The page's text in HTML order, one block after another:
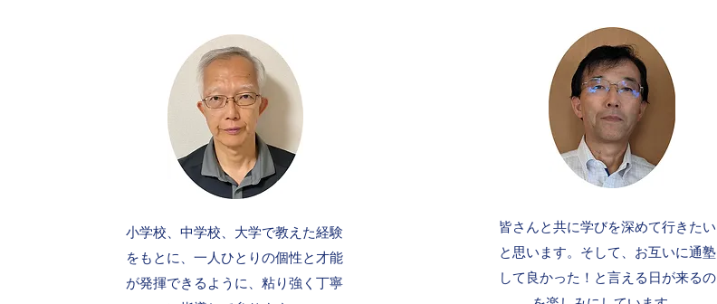
小学校、中学校、大学で教えた経験
をもとに、一人ひとりの個性と才能
が発揮できるように、粘り強く丁寧
皆さんと共に学びを深めて行きたい
と思います。そして、お互いに通塾
して良かった！と言える日が来るの